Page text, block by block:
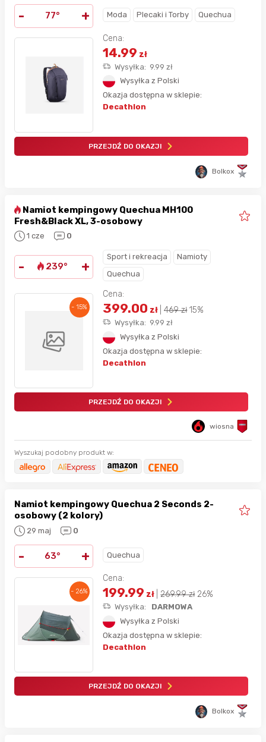
- 77° + Moda Plecaki i Torby Quechua
Cena:
14.99 zł
Wysyłka: 9.99 zł
Wysyłka z Polski
Okazja dostępna w sklepie:
Decathlon
PRZEJDŹ DO OKAZJI
Bolkox
Namiot kempingowy Quechua MH100
Fresh&Black XL, 3-osobowy
1 cze 0
- 239° +
Sport i rekreacja
Namioty
Quechua
- 15%
Cena:
399.00 zł 469zł 15%
Wysyłka: 9.99 zł
Wysyłka z Polski
Okazja dostępna w sklepie:
Decathlon
PRZEJDŹ DO OKAZJI
wiosna
Wyszukaj podobny produkt w:
Namiot kempingowy Quechua 2 Seconds 2-
osobowy (2 kolory)
29 maj 0
- 63° + Quechua
- 26%
Cena:
199.99 zł 269.99zł 26%
Wysyłka:
DARMOWA
Wysyłka z Polski
Okazja dostępna w sklepie:
Decathlon
PRZEJDŹ DO OKAZJI
Bolkox